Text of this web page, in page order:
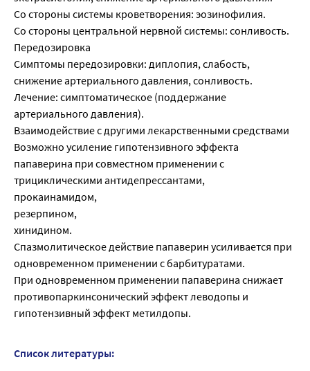
Со стороны системы кроветворения: эозинофилия.
Со стороны центральной нервной системы: сонливость.
Передозировка
Симптомы передозировки: диплопия, слабость,
снижение артериального давления, сонливость.
Лечение: симптоматическое (поддержание
артериального давления).
Взаимодействие с другими лекарственными средствами
Возможно усиление гипотензивного эффекта
папаверина при совместном применении с
трициклическими антидепрессантами,
прокаинамидом,
резерпином,
хинидином.
Спазмолитическое действие папаверин усиливается при
одновременном применении с барбитуратами.
При одновременном применении папаверина снижает
противопаркинсонический эффект леводопы и
гипотензивный эффект метилдопы.
Список литературы: